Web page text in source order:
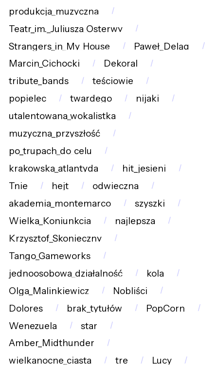
produkcja_muzyczna
Teatr_im._Juliusza_Osterwy
Strangers_in_My_House
Paweł_Deląg
Marcin_Cichocki
Dekoral
tribute_bands
teściowie
popielec
twardego
nijaki
utalentowana_wokalistka
muzyczna_przyszłość
po_trupach_do_celu
krakowska_atlantyda
hit_jesieni
Tnie
hejt
odwieczna
akademia_montemarco
szyszki
Wielka_Koniunkcja
najlepsza
Krzysztof_Skonieczny
Tango_Gameworks
jednoosobowa_działalność
kola
Olga_Malinkiewicz
Nobliści
Dolores
brak_tytułów
PopCorn
Wenezuela
star
Amber_Midthunder
wielkanocne_ciasta
tre
Lucy